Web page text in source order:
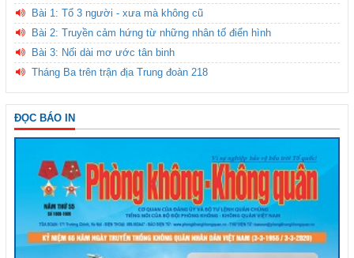
Bài 1: Tổ 3 người - xưa mà không cũ
Bài 2: Truyền cảm hứng từ những nhân tố điển hình
Bài 3: Nối dài mơ ước tân binh
Tháng Ba trên trận địa Trung đoàn 218
ĐỌC BÁO IN